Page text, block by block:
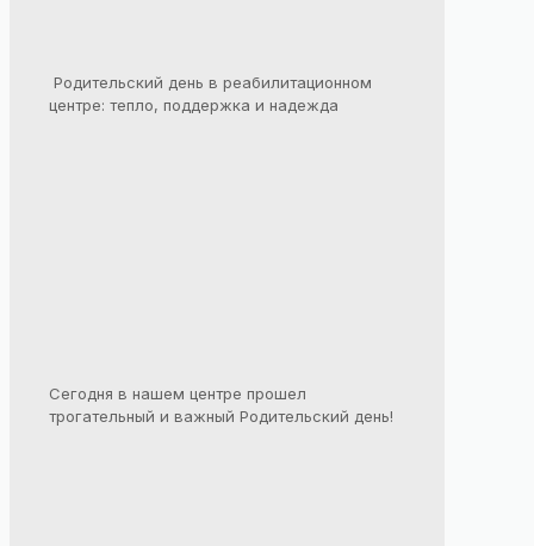
Родительский день в реабилитационном
центре: тепло, поддержка и надежда
Сегодня в нашем центре прошел
трогательный и важный Родительский день!